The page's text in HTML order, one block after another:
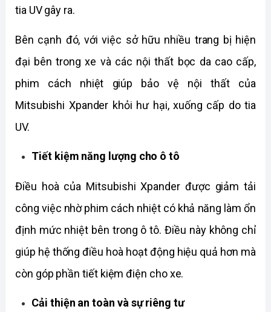
tia UV gây ra.
Bên cạnh đó, với việc sở hữu nhiều trang bị hiện
đại bên trong xe và các nội thất bọc da cao cấp,
phim cách nhiệt giúp bảo vệ nội thất của
Mitsubishi Xpander khỏi hư hại, xuống cấp do tia
UV.
Tiết kiệm năng lượng cho ô tô
Điều hoà của Mitsubishi Xpander được giảm tải
công việc nhờ phim cách nhiệt có khả năng làm ổn
định mức nhiệt bên trong ô tô. Điều này không chỉ
giúp hệ thống điều hoà hoạt động hiệu quả hơn mà
còn góp phần tiết kiệm điện cho xe.
Cải thiện an toàn và sự riêng tư